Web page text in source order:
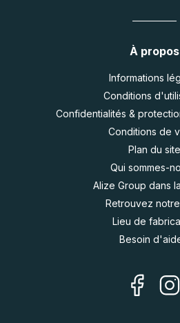
À propos
Informations
Conditions
Confidentialités &
Conditions de
Plan du site
Qui sommes-
Alize Group dans
Retrouvez
Lieu de
Besoin